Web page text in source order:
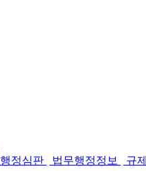
행정심판 법무행정정보 규